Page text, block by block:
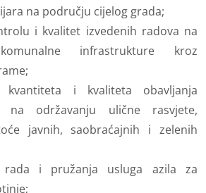
na području cijelog grada;
i kvalitet izvedenih radova na
infrastrukture kroz
i kvaliteta obavljanja
na održavanju ulične rasvjete,
javnih, saobraćajnih i zelenih
i pružanja usluga azila za